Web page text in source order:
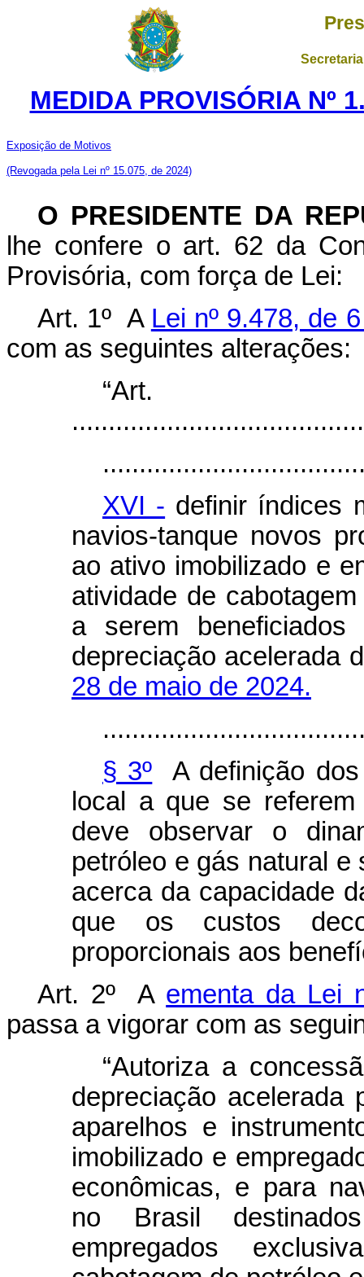
MEDIDA PROVISÓRIA Nº
Exposição de Motivos
(Revogada pela Lei nº 15.075, de 2024)
O PRESIDENTE DA
lhe confere o art. 62 da
Provisória, com força de Lei:
Art. 1º A Lei nº 9.478, de
com as seguintes alterações:
XVI - definir índices
navios-tanque novos
ao ativo imobilizado e
atividade de
a serem
depreciação acelerada
28 de maio de 2024.
§ 3º A definição
local a que se
deve observar o
petróleo e gás natural
acerca da capacidade
que os custos
proporcionais aos
Art. 2º A ementa da Lei
passa a vigorar com as
“Autoriza a
depreciação acelerada
aparelhos e
imobilizado e
econômicas, e para
no Brasil
empregados